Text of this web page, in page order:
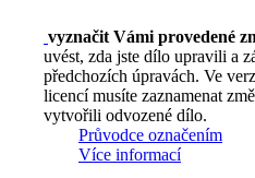
vyznačit Vámi provedené
uvést, zda jste dílo upravili a
předchozích úpravách. Ve
licencí musíte zaznamenat
vytvořili odvozené dílo.
Průvodce označením
Více informací